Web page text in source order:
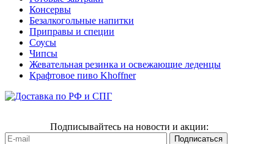
Консервы
Безалкогольные напитки
Приправы и специи
Соусы
Чипсы
Жевательная резинка и освежающие леденцы
Крафтовое пиво Khoffner
Подписывайтесь на новости и акции: